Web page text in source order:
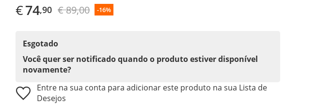
€74,90 € 89,00 -16%
Esgotado
Você quer ser notificado quando o produto estiver disponível
novamente?
Entre na sua conta para adicionar este produto na sua Lista de
Desejos